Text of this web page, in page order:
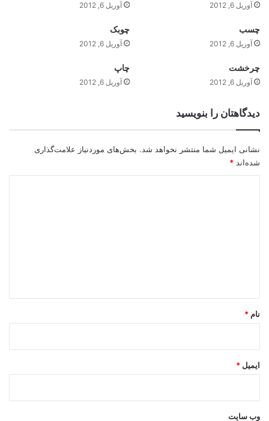
آوریل 6, 2012 آوریل 6, 2012
چسب
آوریل 6, 2012
چوبک
آوریل 6, 2012
چرخشت
آوریل 6, 2012
چاپ
آوریل 6, 2012
دیدگاهتان را بنویسید
نشانی ایمیل شما منتشر نخواهد شد. بخش‌های موردنیاز علامت‌گذاری
شده‌اند *
نام *
ایمیل *
وب‌ سایت